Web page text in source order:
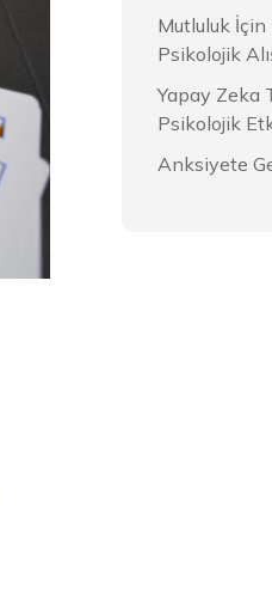
Mutluluk İçin
Psikolojik
Yapay Zeka
Psikolojik
Anksiyete